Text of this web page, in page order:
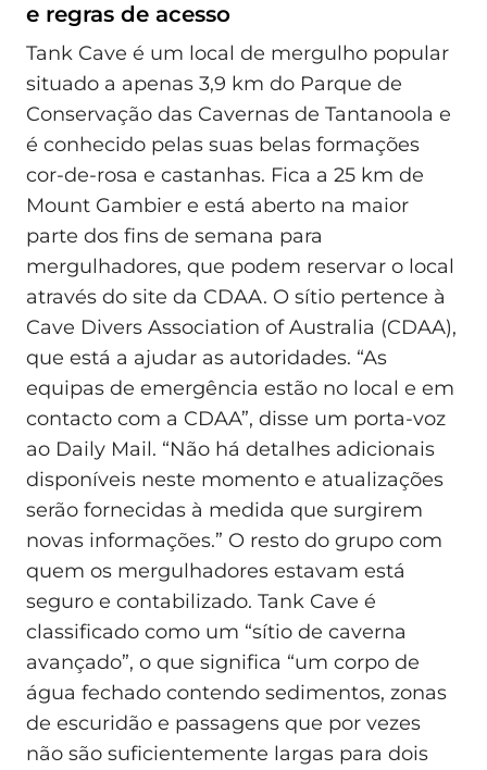
e regras de acesso
Tank Cave é um local de mergulho popular
situado a apenas 3,9 km do Parque de
Conservação das Cavernas de Tantanoola e
é conhecido pelas suas belas formações
cor-de-rosa e castanhas. Fica a 25 km de
Mount Gambier e está aberto na maior
parte dos fins de semana para
mergulhadores, que podem reservar o local
através do site da CDAA. O sítio pertence à
Cave Divers Association of Australia (CDAA),
que está a ajudar as autoridades. “As
equipas de emergência estão no local e em
contacto com a CDAA”, disse um porta-voz
ao Daily Mail. “Não há detalhes adicionais
disponíveis neste momento e atualizações
serão fornecidas à medida que surgirem
novas informações.” O resto do grupo com
quem os mergulhadores estavam está
seguro e contabilizado. Tank Cave é
classificado como um “sítio de caverna
avançado”, o que significa “um corpo de
água fechado contendo sedimentos, zonas
de escuridão e passagens que por vezes
não são suficientemente largas para dois